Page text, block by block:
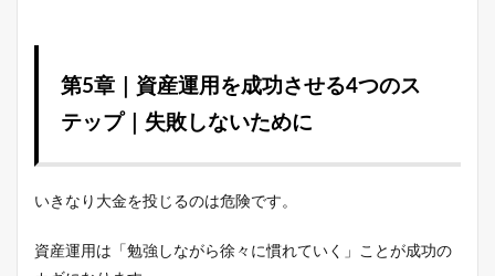
第5章｜資産運用を成功させる4つのス
テップ｜失敗しないために
いきなり大金を投じるのは危険です。
資産運用は「勉強しながら徐々に慣れていく」ことが成功の